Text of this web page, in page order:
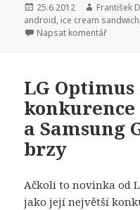
Publikováno:
25.6.2012 Autor:
František
android, ice cream sandwich
Napsat komentář
LG Optimus
konkurence
a Samsung
brzy
Ačkoli to novinka od
jako její největší